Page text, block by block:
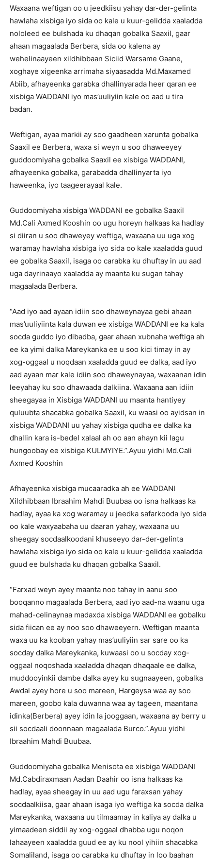
Waxaana weftigan oo u jeedkiisu yahay dar-der-gelinta
hawlaha xisbiga iyo sida oo kale u kuur-gelidda xaaladda
nololeed ee bulshada ku dhaqan gobalka Saaxil, gaar
ahaan magaalada Berbera, sida oo kalena ay
wehelinaayeen xildhibbaan Siciid Warsame Gaane,
xoghaye xigeenka arrimaha siyaasadda Md.Maxamed
Abiib, afhayeenka garabka dhallinyarada heer qaran ee
xisbiga WADDANI iyo mas’uuliyiin kale oo aad u tira
badan.
Weftigan, ayaa markii ay soo gaadheen xarunta gobalka
Saaxil ee Berbera, waxa si weyn u soo dhaweeyey
guddoomiyaha gobalka Saaxil ee xisbiga WADDANI,
afhayeenka gobalka, garabadda dhallinyarta iyo
haweenka, iyo taageerayaal kale.
Guddoomiyaha xisbiga WADDANI ee gobalka Saaxil
Md.Cali Axmed Kooshin oo ugu horeyn halkaas ka hadlay
si diiran u soo dhaweyey weftiga, waxaana uu uga xog
waramay hawlaha xisbiga iyo sida oo kale xaaladda guud
ee gobalka Saaxil, isaga oo carabka ku dhuftay in uu aad
uga dayrinaayo xaaladda ay maanta ku sugan tahay
magaalada Berbera.
“Aad iyo aad ayaan idiin soo dhaweynayaa gebi ahaan
mas’uuliyiinta kala duwan ee xisbiga WADDANI ee ka kala
socda guddo iyo dibadba, gaar ahaan xubnaha weftiga ah
ee ka yimi dalka Mareykanka ee u soo kici timay in ay
xog-oggaal u noqdaan xaaladda guud ee dalka, aad iyo
aad ayaan mar kale idiin soo dhaweynayaa, waxaanan idin
leeyahay ku soo dhawaada dalkiina. Waxaana aan idiin
sheegayaa in Xisbiga WADDANI uu maanta hantiyey
quluubta shacabka gobalka Saaxil, ku waasi oo ayidsan in
xisbiga WADDANI uu yahay xisbiga qudha ee dalka ka
dhallin kara is-bedel xalaal ah oo aan ahayn kii lagu
hungoobay ee xisbiga KULMYIYE.”.Ayuu yidhi Md.Cali
Axmed Kooshin
Afhayeenka xisbiga mucaaradka ah ee WADDANI
Xildhibbaan Ibraahim Mahdi Buubaa oo isna halkaas ka
hadlay, ayaa ka xog waramay u jeedka safarkooda iyo sida
oo kale waxyaabaha uu daaran yahay, waxaana uu
sheegay socdaalkoodani khuseeyo dar-der-gelinta
hawlaha xisbiga iyo sida oo kale u kuur-gelidda xaaladda
guud ee bulshada ku dhaqan gobalka Saaxil.
“Farxad weyn ayey maanta noo tahay in aanu soo
booqanno magaalada Berbera, aad iyo aad-na waanu uga
mahad-celinaynaa madaxda xisbiga WADDANI ee gobalku
sida fiican ee ay noo soo dhaweeyern. Weftigan maanta
waxa uu ka kooban yahay mas’uuliyiin sar sare oo ka
socday dalka Mareykanka, kuwaasi oo u socday xog-
oggaal noqoshada xaaladda dhaqan dhaqaale ee dalka,
muddooyinkii dambe dalka ayey ku sugnaayeen, gobalka
Awdal ayey hore u soo mareen, Hargeysa waa ay soo
mareen, goobo kala duwanna waa ay tageen, maantana
idinka(Berbera) ayey idin la jooggaan, waxaana ay berry u
sii socdaali doonnaan magaalada Burco.”.Ayuu yidhi
Ibraahim Mahdi Buubaa.
Guddoomiyaha gobalka Menisota ee xisbiga WADDANI
Md.Cabdiraxmaan Aadan Daahir oo isna halkaas ka
hadlay, ayaa sheegay in uu aad ugu faraxsan yahay
socdaalkiisa, gaar ahaan isaga iyo weftiga ka socda dalka
Mareykanka, waxaana uu tilmaamay in kaliya ay dalka u
yimaadeen siddii ay xog-oggaal dhabba ugu noqon
lahaayeen xaaladda guud ee ay ku nool yihiin shacabka
Somaliland, isaga oo carabka ku dhuftay in loo baahan